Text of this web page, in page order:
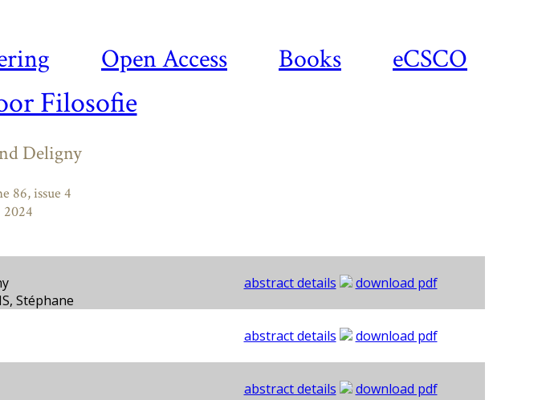
Open Access Books eCSCO
Filosofie
Deligny
86, issue 4
2024
Stéphane
abstract details
download pdf
abstract details
download pdf
abstract details
download pdf